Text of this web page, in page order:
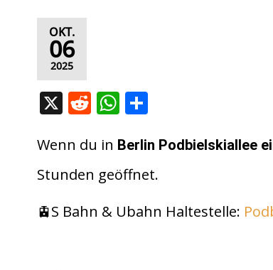
OKT.
06
2025
X R
d
di
W
at
s
p
le
n
Wenn du in Berlin Podbielskiallee
Stunden geöffnet.
🚊S Bahn & Ubahn Haltestelle: